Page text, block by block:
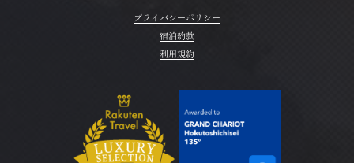
プライバシーポリシー
宿泊約款
利用規約